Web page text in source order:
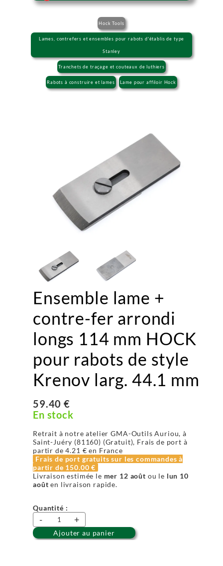
Hock Tools
Lames, contrefers et ensembles pour rabots d'établis de type
Stanley
Tranchets de traçage et couteaux de luthiers
Rabots à construire et lames Lame pour affiloir Hock
Ensemble lame +
contre-fer arrondi
longs 114 mm HOCK
pour rabots de style
Krenov larg. 44.1 mm
59.40 €
En stock
Retrait à notre atelier GMA-Outils Auriou, à
Saint-Juéry (81160) (Gratuit), Frais de port à
partir de4.21 € en France
Frais de port gratuits sur les commandes à
partir de 150.00 €
Livraison estimée le mer 12 août ou le lun 10
août en livraison rapide.
Quantité :
- +
Ajouter au panier